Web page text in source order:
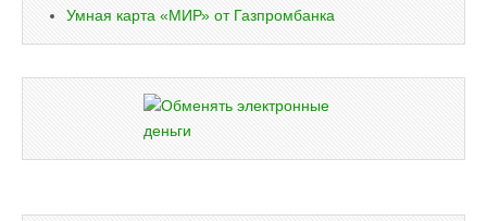
Умная карта «МИР» от Газпромбанка